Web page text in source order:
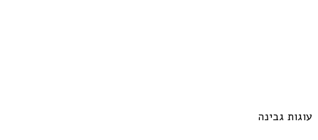
עוגות גבינה